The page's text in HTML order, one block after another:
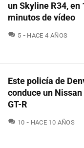
un Skyline R34, en
minutos de vídeo
5 COMENTARIOS
HACE 4 AÑOS
Este policía de
conduce un
GT-R
10 COMENTARIOS
HACE 10 AÑOS